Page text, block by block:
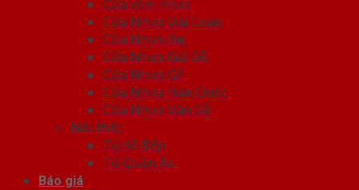
Cửa vòm nhựa
Cửa Nhựa Đài Loan
Cửa Nhựa Đẹp
Cửa Nhựa Giả Gỗ
Cửa Nhựa Gỗ
Cửa Nhựa Hàn Quốc
Cửa Nhựa Vân Gỗ
Nội thất
Tủ Kệ Bếp
Tủ Quần Áo
Báo giá